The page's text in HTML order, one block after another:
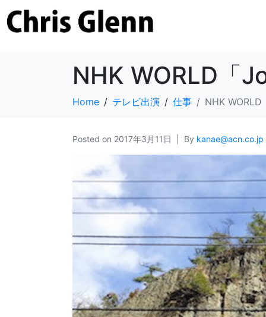
NHK WORLD「
Home テレビ出演 仕事 NHK
Posted on 2017年3月11日 By kanae@acn.co.jp